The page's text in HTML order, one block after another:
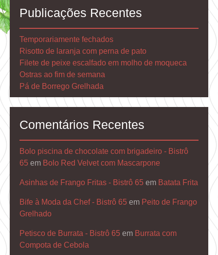
Publicações Recentes
Temporariamente fechados
Risotto de laranja com perna de pato
Filete de peixe escalfado em molho de moqueca
Ostras ao fim de semana
Pá de Borrego Grelhada
Comentários Recentes
Bolo piscina de chocolate com brigadeiro - Bistrô
65 em Bolo Red Velvet com Mascarpone
Asinhas de Frango Fritas - Bistrô 65 em Batata Frita
Bife à Moda da Chef - Bistrô 65 em Peito de Frango
Grelhado
Petisco de Burrata - Bistrô 65 em Burrata com
Compota de Cebola